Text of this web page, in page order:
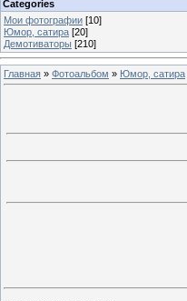
Categories
Мои фотографии [10]
Юмор, сатира [20]
Демотиваторы [210]
Главная » Фотоальбом » Юмор, сатира